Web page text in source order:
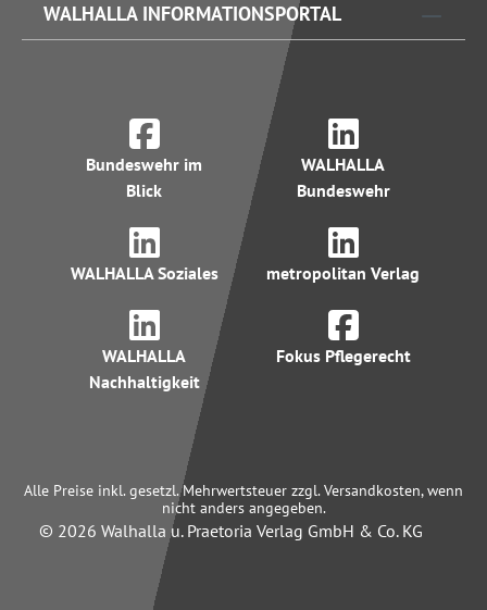
WALHALLA INFORMATIONSPORTAL
Bundeswehr im
Blick
WALHALLA
Bundeswehr
WALHALLA Soziales metropolitan Verlag
WALHALLA
Nachhaltigkeit
Fokus Pflegerecht
Alle Preise inkl. gesetzl. Mehrwertsteuer zzgl. Versandkosten, wenn
nicht anders angegeben.
© 2026 Walhalla u. Praetoria Verlag GmbH & Co. KG